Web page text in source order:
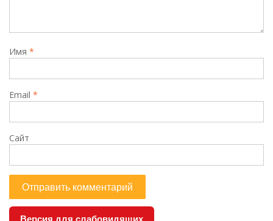
Имя *
Email *
Сайт
Версия для слабовидящих